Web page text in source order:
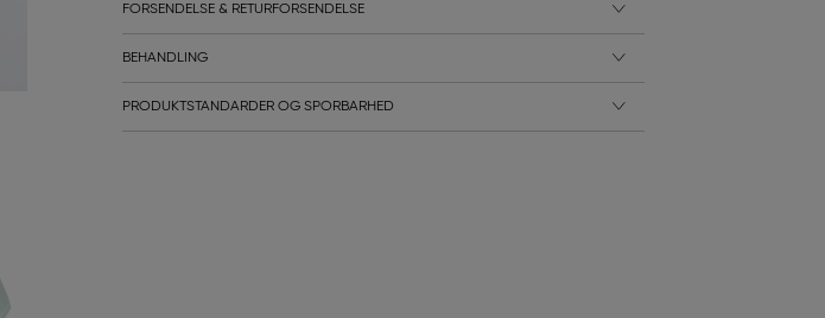
FORSENDELSE & RETURFORSENDELSE
BEHANDLING
PRODUKTSTANDARDER OG SPORBARHED